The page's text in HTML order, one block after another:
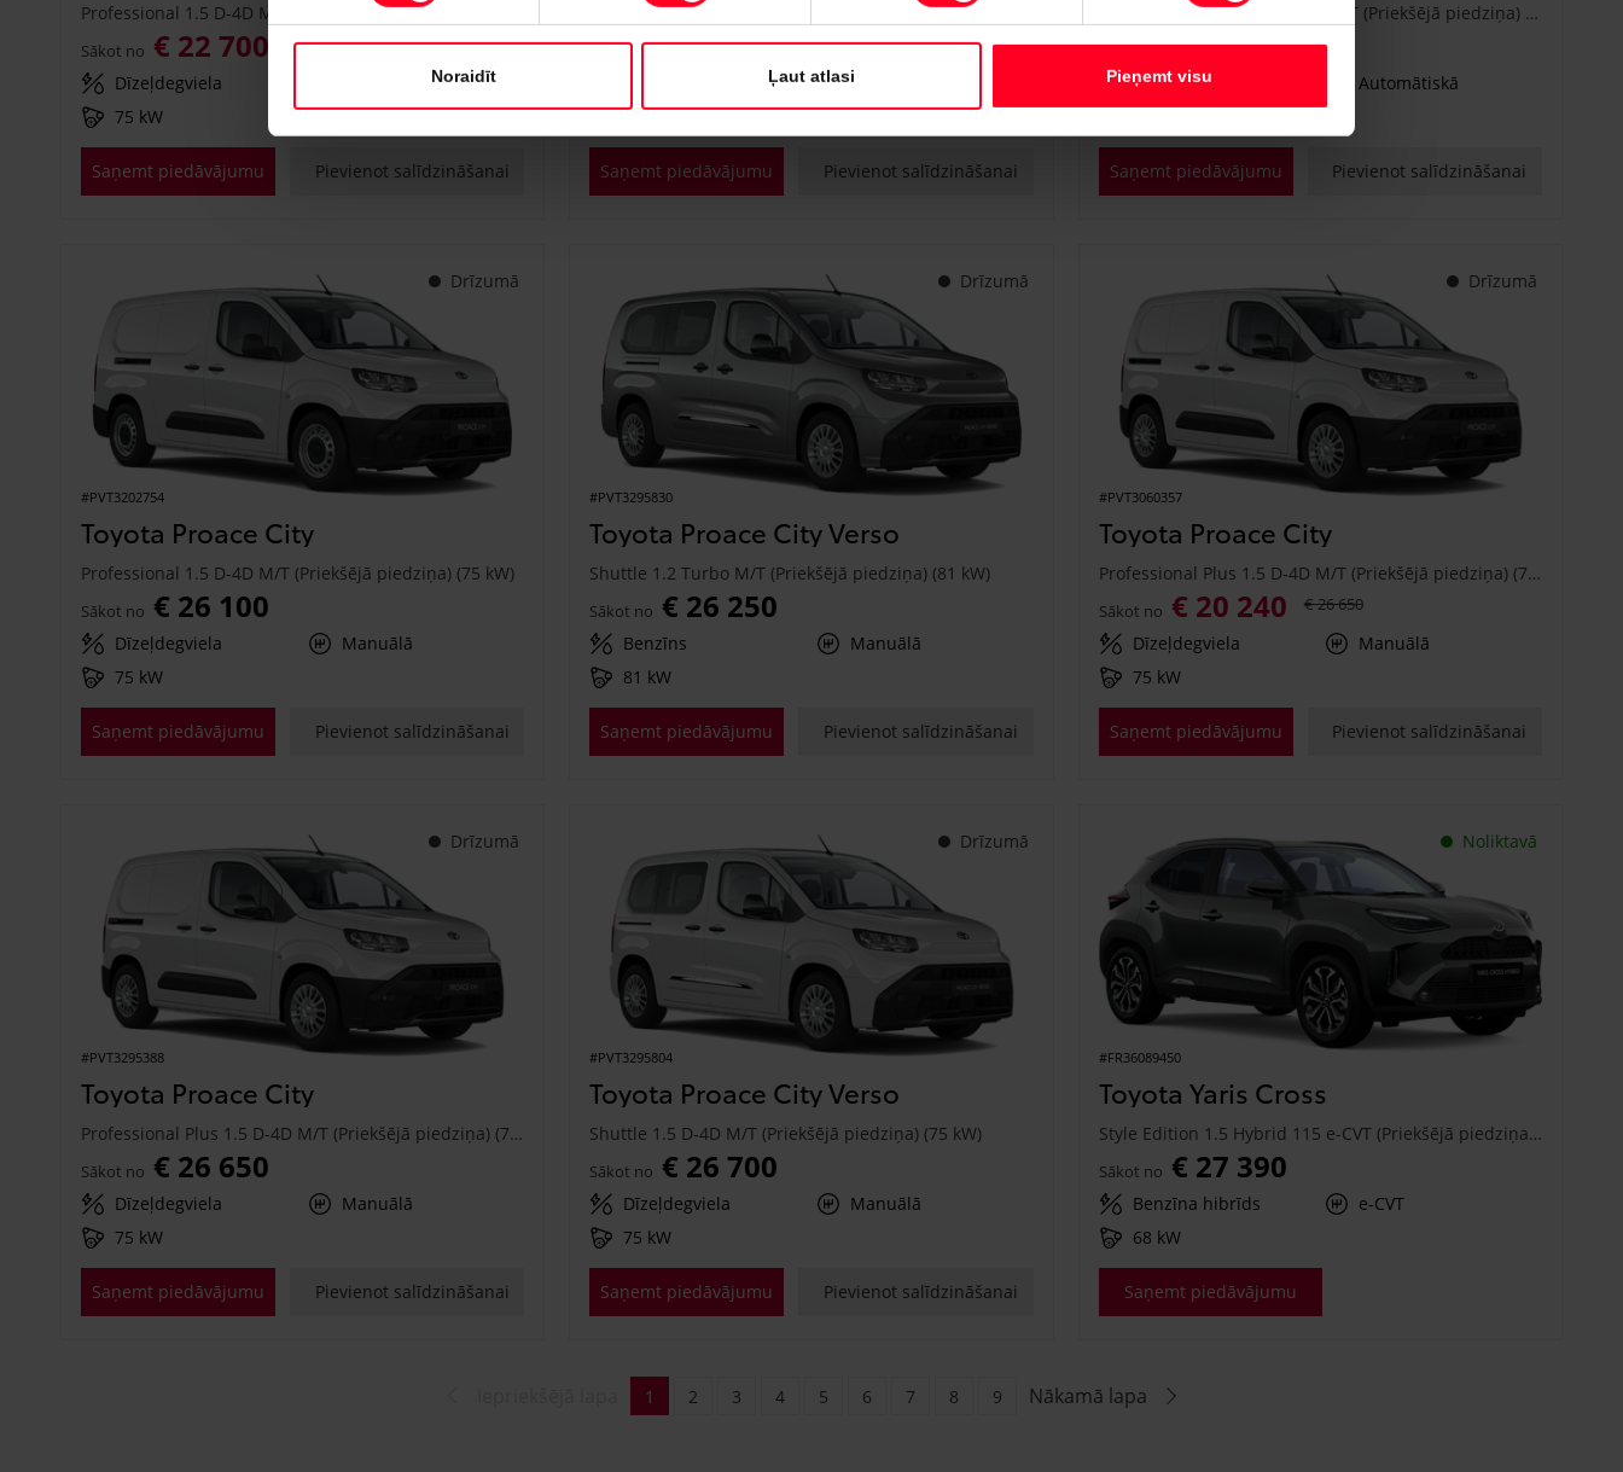
Noraidīt Ļaut atlasi Pieņemt visu
Professional 1.5 D-4D M/T (Priekšējā piedziņa) (75 kW)
Sākot no € 22 700 € 25 150
Dīzeļdegviela
75 kW
Saņemt piedāvājumu Pievienot salīdzināšanai
Shuttle 1.2 Turbo M/T (Priekšējā piedziņa) (81 kW)
Sākot no € 25 400
Manuālā
81 kW
Saņemt piedāvājumu Pievienot salīdzināšanai
Active Plus 1.5 Hybrid 115 e-CVT (Priekšējā piedziņa) (68 kW)
Sākot no € 25 600
Benzīna hibrīds
Automātiskā
Saņemt piedāvājumu Pievienot salīdzināšanai
Drīzumā
#PVT3202754
Toyota Proace City
Professional 1.5 D-4D M/T (Priekšējā piedziņa) (75 kW)
Sākot no € 26 100
Dīzeļdegviela
Manuālā
75 kW
Saņemt piedāvājumu Pievienot salīdzināšanai
Drīzumā
#PVT3295830
Toyota Proace City Verso
Shuttle 1.2 Turbo M/T (Priekšējā piedziņa) (81 kW)
Sākot no € 26 250
Benzīns
Manuālā
81 kW
Saņemt piedāvājumu Pievienot salīdzināšanai
Drīzumā
#PVT3060357
Toyota Proace City
Professional Plus 1.5 D-4D M/T (Priekšējā piedziņa) (75 kW)
Sākot no € 20 240 € 26 650
Dīzeļdegviela
Manuālā
75 kW
Saņemt piedāvājumu Pievienot salīdzināšanai
Drīzumā
#PVT3295388
Toyota Proace City
Professional Plus 1.5 D-4D M/T (Priekšējā piedziņa) (75 kW)
Sākot no € 26 650
Dīzeļdegviela
Manuālā
75 kW
Saņemt piedāvājumu Pievienot salīdzināšanai
Drīzumā
#PVT3295804
Toyota Proace City Verso
Shuttle 1.5 D-4D M/T (Priekšējā piedziņa) (75 kW)
Sākot no € 26 700
Dīzeļdegviela
Manuālā
75 kW
Saņemt piedāvājumu Pievienot salīdzināšanai
Noliktavā
#FR36089450
Toyota Yaris Cross
Style Edition 1.5 Hybrid 115 e-CVT (Priekšējā piedziņa) (68 kW)
Sākot no € 27 390
Benzīna hibrīds
e-CVT
68 kW
Saņemt piedāvājumu
Nākamā lapa
1 2 3 4 5 6 7 8 9